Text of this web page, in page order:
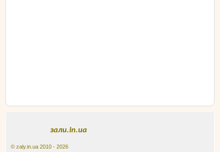
зали.in.ua
© zaly.in.ua 2010 - 2026